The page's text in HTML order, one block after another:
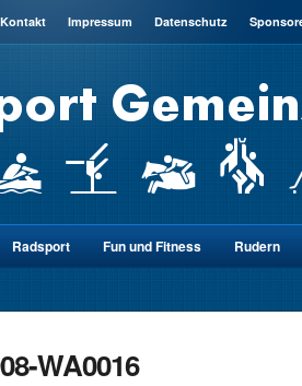
Kontakt Impressum Datenschutz
Radsport Fun und Fitness Rudern
WA0016